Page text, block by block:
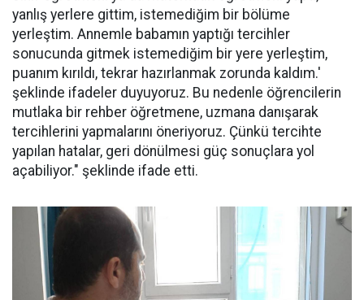
yanlış yerlere gittim, istemediğim bir bölüme
yerleştim. Annemle babamın yaptığı tercihler
sonucunda gitmek istemediğim bir yere yerleştim,
puanım kırıldı, tekrar hazırlanmak zorunda kaldım.'
şeklinde ifadeler duyuyoruz. Bu nedenle öğrencilerin
mutlaka bir rehber öğretmene, uzmana danışarak
tercihlerini yapmalarını öneriyoruz. Çünkü tercihte
yapılan hatalar, geri dönülmesi güç sonuçlara yol
açabiliyor." şeklinde ifade etti.